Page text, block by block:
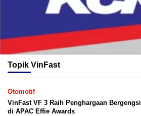
Topik VinFast
Otomotif
VinFast VF 3 Raih Penghargaan Bergengsi
di APAC Effie Awards